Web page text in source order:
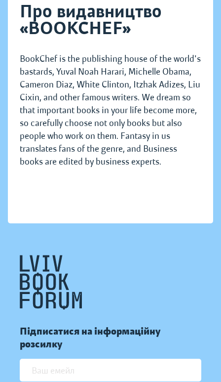
Про видавництво
«BOOKCHEF»
BookChef is the publishing house of the world's
bastards, Yuval Noah Harari, Michelle Obama,
Cameron Diaz, White Clinton, Itzhak Adizes, Liu
Cixin, and other famous writers. We dream so
that important books in your life become more,
so carefully choose not only books but also
people who work on them. Fantasy in us
translates fans of the genre, and Business
books are edited by business experts.
Підписатися на інформаційну
розсилку